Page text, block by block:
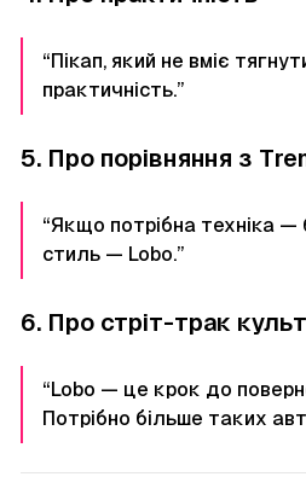
“Пікап, який не вміє
практичність.”
5. Про порівняння з
“Якщо потрібна техніка
стиль — Lobo.”
6. Про стріт-трак
“Lobo — це крок до
Потрібно більше таких